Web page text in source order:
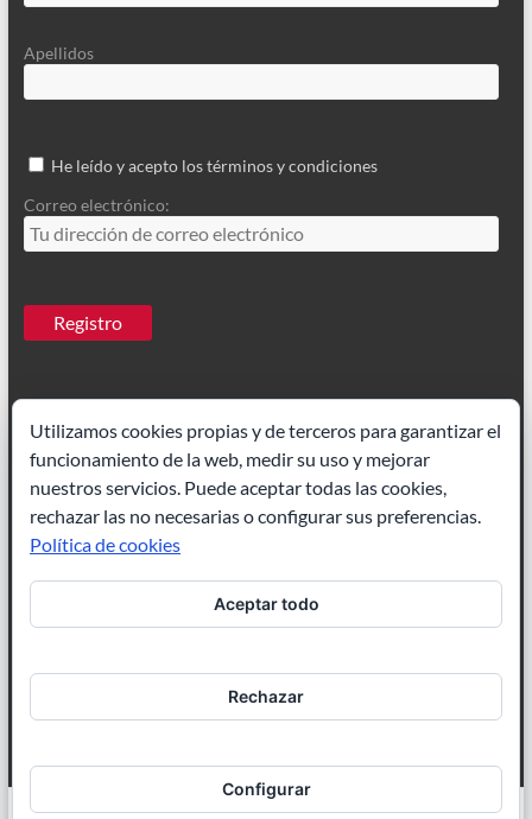
Apellidos
He leído y acepto los términos y condiciones
Correo electrónico:
Ilustrador Madrid|Paisajes acuarela
Ilustración de cuentos|Ilustrador freelance
Copyright © 2026Joaquin Dorao. Todos los derechos reservados. Tema
Utilizamos cookies propias y de terceros para garantizar el
funcionamiento de la web, medir su uso y mejorar
nuestros servicios. Puede aceptar todas las cookies,
rechazar las no necesarias o configurar sus preferencias.
Política de cookies
Aceptar todo
Rechazar
Configurar